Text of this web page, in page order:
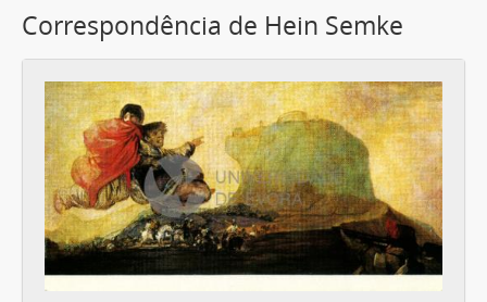
Correspondência de Hein Semke